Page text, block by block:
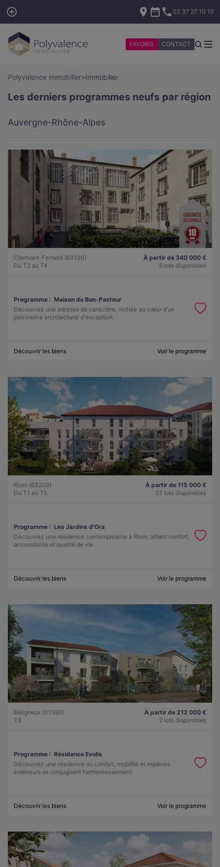
02 37 27 10 10
FAVORIS CONTACT
Polyvalence immobilier>Immobilier
Les derniers programmes neufs par région
Auvergne-Rhône-Alpes
Clermont-Ferrand (63100)
Du T2 au T4
À partir de 340 000 €
9 lots disponibles
Programme : Maison du Bon-Pasteur
Découvrez une adresse de caractère, nichée au cœur d'un
patrimoine architectural d'exception.
Découvrir les biens Voir le programme
Riom (63200)
Du T1 au T5
À partir de 115 000 €
23 lots disponibles
Programme : Les Jardins d'Ora
Découvrez une résidence contemporaine à Riom, alliant confort,
accessibilité et qualité de vie.
Découvrir les biens Voir le programme
Béligneux (01360)
T3
À partir de 212 000 €
2 lots disponibles
Programme : Résidence Evolis
Découvrez une résidence où confort, mobilité et espaces
extérieurs se conjuguent harmonieusement.
Découvrir les biens Voir le programme